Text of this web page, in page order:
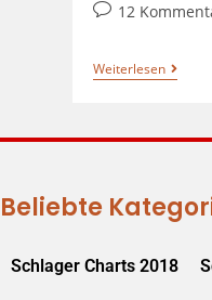
12
Weiterlesen
Beliebte
Schlager Charts 2018